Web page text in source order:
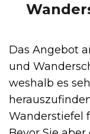
Das Angebot
und
weshalb es
Wanderstiefel